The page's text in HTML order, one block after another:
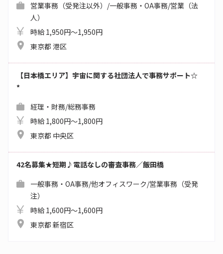
営業事務（受発注以外）/一般事務・OA事務/営業（法
人）
時給 1,950円～1,950円
東京都 港区
【日本橋エリア】宇宙に関する社団法人で事務サポート☆
*
経理・財務/総務事務
時給 1,800円～1,800円
東京都 中央区
42名募集★短期♪電話なしの審査事務／飯田橋
一般事務・OA事務/他オフィスワーク/営業事務（受発
注）
時給 1,600円～1,600円
東京都 新宿区